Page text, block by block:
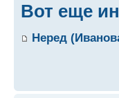
Вот еще
Неред